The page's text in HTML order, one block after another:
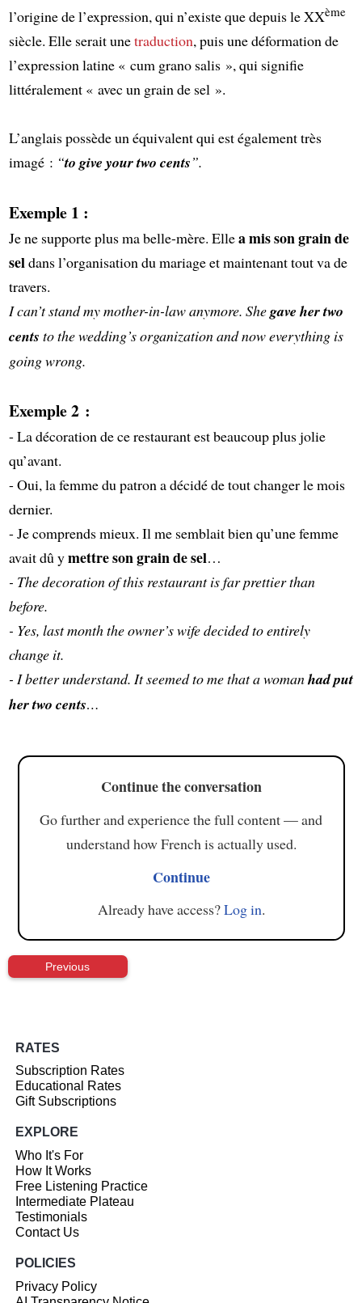
l’origine de l’expression, qui n’existe que depuis le XXème
siècle. Elle serait unetraduction, puis une déformation de
l’expression latine « cum grano salis », qui signifie
littéralement « avec un grain de sel ».
L’anglais possède un équivalent qui est également très
imagé : “to give your two cents”.
Exemple 1 :
Je ne supporte plus ma belle-mère. Ellea mis son grain de
seldans l’organisation du mariage et maintenant tout va de
travers.
I can’t stand my mother-in-law anymore. Shegave her two
cents to the wedding’s organization and now everything is
going wrong.
Exemple 2 :
- La décoration de ce restaurant est beaucoup plus jolie
qu’avant.
- Oui, la femme du patron a décidé de tout changer le mois
dernier.
- Je comprends mieux. Il me semblait bien qu’une femme
avait dû ymettre son grain de sel…
- The decoration of this restaurant is far prettier than
before.
- Yes, last month the owner’s wife decided to entirely
change it.
- I better understand. It seemed to me that a womanhad put
her two cents…
Continue the conversation
Go further and experience the full content — and
understand how French is actually used.
Continue
Already have access?Log in.
Previous
RATES
Subscription Rates
Educational Rates
Gift Subscriptions
EXPLORE
Who It's For
How It Works
Free Listening Practice
Intermediate Plateau
Testimonials
Contact Us
POLICIES
Privacy Policy